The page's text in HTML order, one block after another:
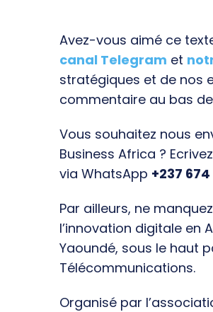
Avez-vous aimé ce
canal Telegram et
stratégiques et de nos
commentaire au bas
Vous souhaitez nous
Business Africa ?
via WhatsApp +237 674
Par ailleurs, ne
l’innovation digitale en
Yaoundé, sous le haut
Télécommunications.
Organisé par